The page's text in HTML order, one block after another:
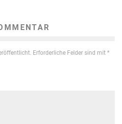
Erforderliche Felder sind mit *